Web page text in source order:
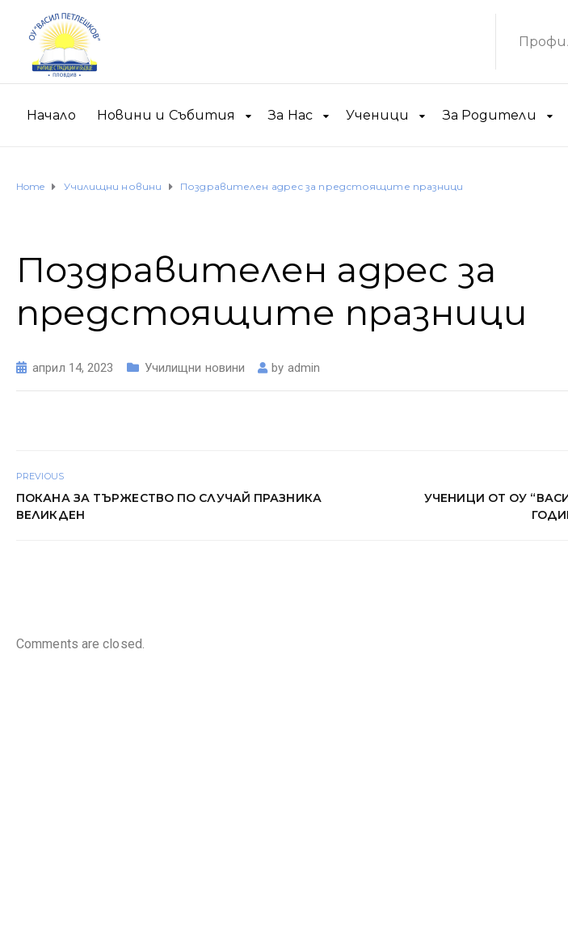
Начало Новини и Събития За Нас Ученици За Родители
Home Училищни новини Поздравителен адрес за предстоящите празници
Поздравителен адрес за
предстоящите празници
април 14, 2023 Училищни новини by admin
PREVIOUS
ПОКАНА ЗА ТЪРЖЕСТВО ПО СЛУЧАЙ ПРАЗНИКА
ВЕЛИКДЕН
УЧЕНИЦИ ОТ ОУ
Comments are closed.